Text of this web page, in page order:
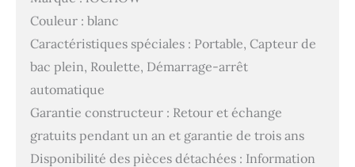
Couleur : blanc
Caractéristiques spéciales : Portable, Capteur de
bac plein, Roulette, Démarrage-arrêt
automatique
Garantie constructeur : Retour et échange
gratuits pendant un an et garantie de trois ans
Disponibilité des pièces détachées : Information